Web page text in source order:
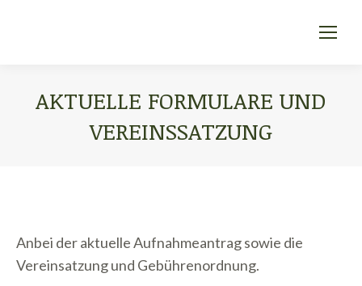
AKTUELLE FORMULARE UND
VEREINSSATZUNG
Anbei der aktuelle Aufnahmeantrag sowie die
Vereinsatzung und Gebührenordnung.